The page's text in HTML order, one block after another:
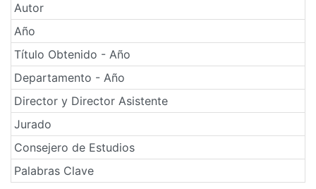
Autor
Año
Título Obtenido - Año
Departamento - Año
Director y Director Asistente
Jurado
Consejero de Estudios
Palabras Clave